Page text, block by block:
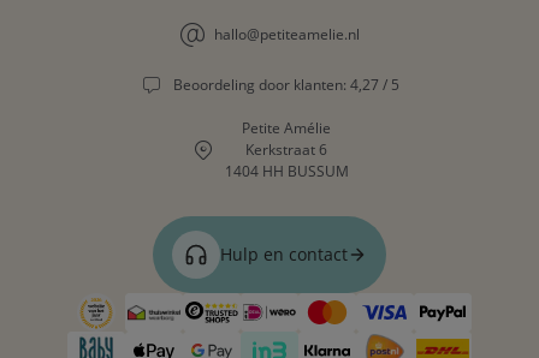
hallo@petiteamelie.nl
Beoordeling door klanten: 4,27 / 5
Petite Amélie
Kerkstraat 6
1404 HH BUSSUM
Hulp en contact